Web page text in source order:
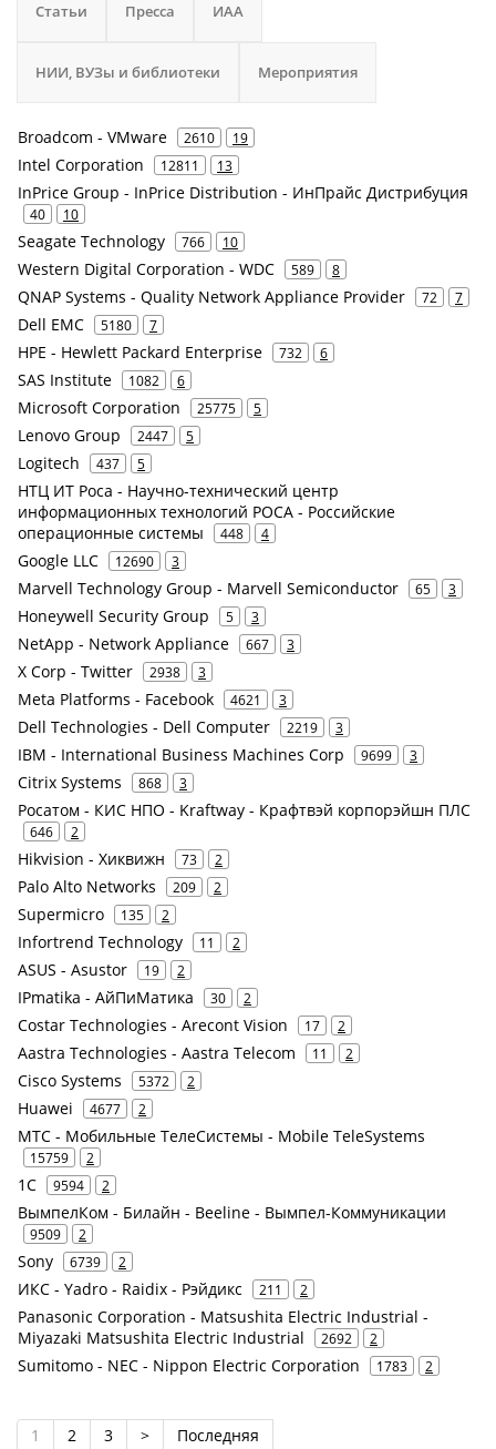
Статьи Пресса ИАА
НИИ, ВУЗы и библиотеки Мероприятия
Broadcom - VMware 2610 19
Intel Corporation 12811 13
InPrice Group - InPrice Distribution - ИнПрайс Дистрибуция
40 10
Seagate Technology 766 10
Western Digital Corporation - WDC 589 8
QNAP Systems - Quality Network Appliance Provider 72 7
Dell EMC 5180 7
HPE - Hewlett Packard Enterprise 732 6
SAS Institute 1082 6
Microsoft Corporation 25775 5
Lenovo Group 2447 5
Logitech 437 5
НТЦ ИТ Роса - Научно-технический центр
информационных технологий РОСА - Российские
операционные системы
448 4
Google LLC 12690 3
Marvell Technology Group - Marvell Semiconductor 65 3
Honeywell Security Group 5 3
NetApp - Network Appliance 667 3
X Corp - Twitter 2938 3
Meta Platforms - Facebook 4621 3
Dell Technologies - Dell Computer 2219 3
IBM - International Business Machines Corp 9699 3
Citrix Systems 868 3
Росатом - КИС НПО - Kraftway - Крафтвэй корпорэйшн ПЛС
646 2
Hikvision - Хиквижн 73 2
Palo Alto Networks 209 2
Supermicro 135 2
Infortrend Technology 11 2
ASUS - Asustor 19 2
IPmatika - АйПиМатика 30 2
Costar Technologies - Arecont Vision 17 2
Aastra Technologies - Aastra Telecom 11 2
Cisco Systems 5372 2
Huawei 4677 2
МТС - Мобильные ТелеСистемы - Mobile TeleSystems
15759 2
1С 9594 2
ВымпелКом - Билайн - Beeline - Вымпел-Коммуникации
9509 2
Sony 6739 2
ИКС - Yadro - Raidix - Рэйдикс 211 2
Panasonic Corporation - Matsushita Electric Industrial -
Miyazaki Matsushita Electric Industrial
2692 2
Sumitomo - NEC - Nippon Electric Corporation 1783 2
1 2 3 > Последняя